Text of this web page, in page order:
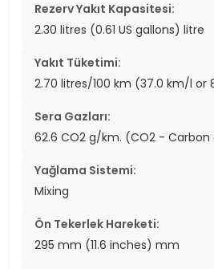
Rezerv Yakıt Kapasitesi:
2.30 litres (0.61 US gallons) litre
Yakıt Tüketimi:
2.70 litres/100 km (37.0 km/l or
Sera Gazları:
62.6 CO2 g/km. (CO2 - Carbon
Yağlama Sistemi:
Mixing
Ön Tekerlek Hareketi:
295 mm (11.6 inches) mm